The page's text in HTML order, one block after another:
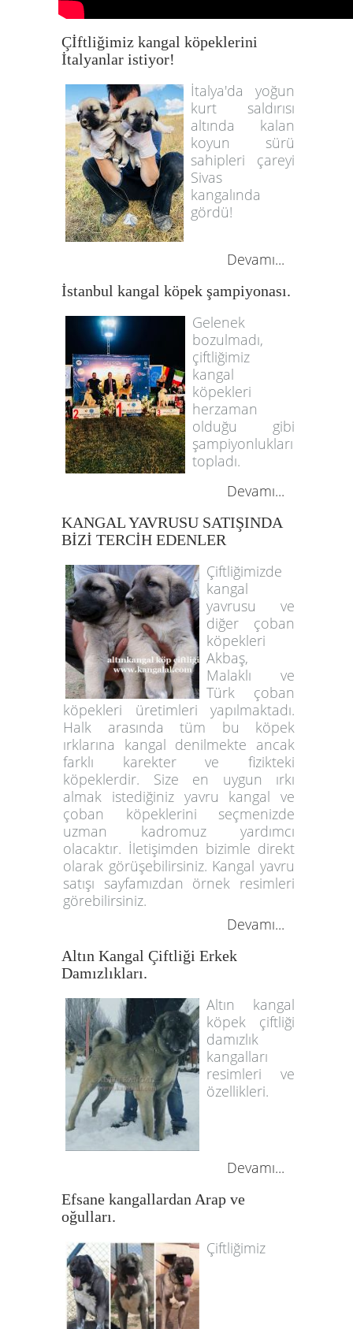
Çİftliğimiz kangal köpeklerini
İtalyanlar istiyor!
İtalya'da yoğun
kurt saldırısı
altında kalan
koyun sürü
sahipleri çareyi
Sivas
kangalında
gördü!
Devamı...
İstanbul kangal köpek şampiyonası.
Gelenek
bozulmadı,
çiftliğimiz
kangal
köpekleri
herzaman
olduğu gibi
şampiyonlukları
topladı.
Devamı...
KANGAL YAVRUSU SATIŞINDA
BİZİ TERCİH EDENLER
Çiftliğimizde
kangal
yavrusu ve
diğer çoban
köpekleri
Akbaş,
Malaklı ve
Türk çoban
köpekleri üretimleri yapılmaktadı.
Halk arasında tüm bu köpek
ırklarına kangal denilmekte ancak
farklı karekter ve fizikteki
köpeklerdir. Size en uygun ırkı
almak istediğiniz yavru kangal ve
çoban köpeklerini seçmenizde
uzman kadromuz yardımcı
olacaktır. İletişimden bizimle direkt
olarak görüşebilirsiniz. Kangal yavru
satışı sayfamızdan örnek resimleri
görebilirsiniz.
Devamı...
Altın Kangal Çiftliği Erkek
Damızlıkları.
Altın kangal
köpek çiftliği
damızlık
kangalları
resimleri ve
özellikleri.
Devamı...
Efsane kangallardan Arap ve
oğulları.
Çiftliğimiz